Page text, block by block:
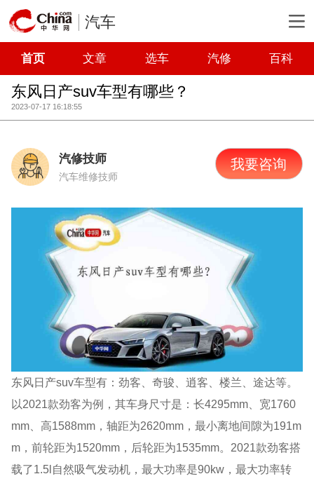
汽车
首页 文章 选车 汽修 百科
东风日产suv车型有哪些？
2023-07-17 16:18:55
汽修技师
汽车维修技师
我要咨询
东风日产suv车型有：劲客、奇骏、逍客、楼兰、途达等。
以2021款劲客为例，其车身尺寸是：长4295mm、宽1760
mm、高1588mm，轴距为2620mm，最小离地间隙为191m
m，前轮距为1520mm，后轮距为1535mm。2021款劲客搭
载了1.5l自然吸气发动机，最大功率是90kw，最大功率转